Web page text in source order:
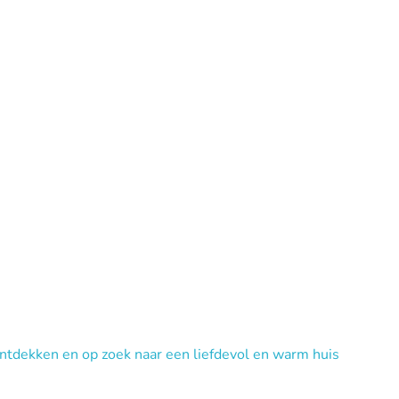
en op zoek naar een liefdevol en warm huis